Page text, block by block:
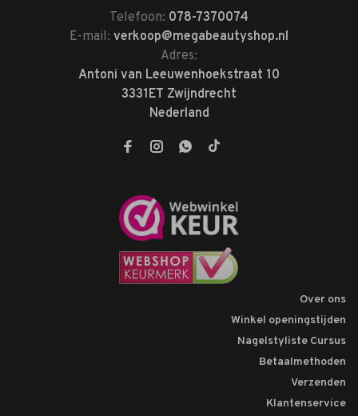
Telefoon: 078-7370074
E-mail: verkoop@megabeautyshop.nl
Adres:
Antoni van Leeuwenhoekstraat 10
3331ET Zwijndrecht
Nederland
Over ons
Winkel openingstijden
Nagelstyliste Cursus
Betaalmethoden
Verzenden
Klantenservice